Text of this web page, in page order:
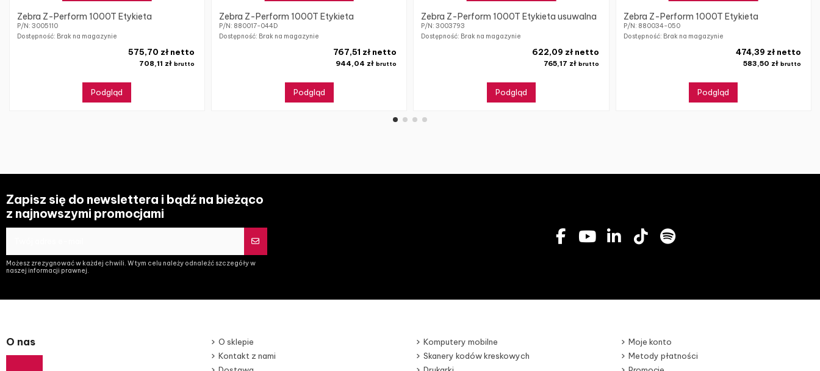
Zebra Z-Perform 1000T Etykieta
P/N: 3005110
Dostępność: Brak na magazynie
708,11 złbrutto
575,70 zł netto
Podgląd
Zebra Z-Perform 1000T Etykieta
P/N: 880017-044D
Dostępność: Brak na magazynie
944,04 złbrutto
767,51 zł netto
Podgląd
Zebra Z-Perform 1000T Etykieta usuwalna
P/N: 3003793
Dostępność: Brak na magazynie
765,17 zł brutto
622,09 zł netto
Podgląd
Zebra Z-Perform 1000T Etykieta
P/N: 880034-050
Dostępność: Brak na magazynie
583,50 zł brutto
474,39 zł netto
Podgląd
Zapisz się do newslettera i bądź na bieżąco
z najnowszymi promocjami
Możesz zrezygnować w każdej chwili. W tym celu należy odnaleźć szczegóły w
naszej informacji prawnej.
O nas
O sklepie
Kontakt z nami
Komputery mobilne
Skanery kodów kreskowych
Moje konto
Metody płatności